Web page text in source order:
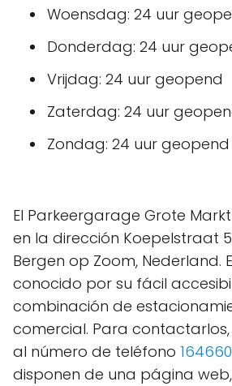
Woensdag: 24 uur
Donderdag: 24 uur
Vrijdag: 24 uur geopend
Zaterdag: 24 uur
Zondag: 24 uur geopend
El Parkeergarage Grote
en la dirección Koepelstraat
Bergen op Zoom, Nederland.
conocido por su fácil
combinación de
comercial. Para
al número de teléfono
disponen de una página